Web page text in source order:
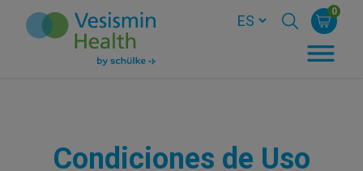
0
Condiciones de Uso